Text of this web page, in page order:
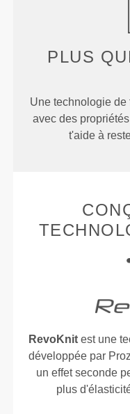
PLUS
Une technologie
avec des
t'aide à
RevoKnitest une
développée par
un effet seconde
plus